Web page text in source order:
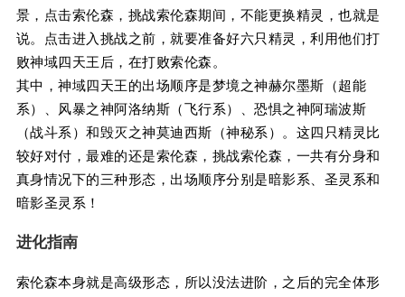
景，点击索伦森，挑战索伦森期间，不能更换精灵，也就是
说。点击进入挑战之前，就要准备好六只精灵，利用他们打
败神域四天王后，在打败索伦森。
其中，神域四天王的出场顺序是梦境之神赫尔墨斯（超能
系）、风暴之神阿洛纳斯（飞行系）、恐惧之神阿瑞波斯
（战斗系）和毁灭之神莫迪西斯（神秘系）。这四只精灵比
较好对付，最难的还是索伦森，挑战索伦森，一共有分身和
真身情况下的三种形态，出场顺序分别是暗影系、圣灵系和
暗影圣灵系！
进化指南
索伦森本身就是高级形态，所以没法进阶，之后的完全体形